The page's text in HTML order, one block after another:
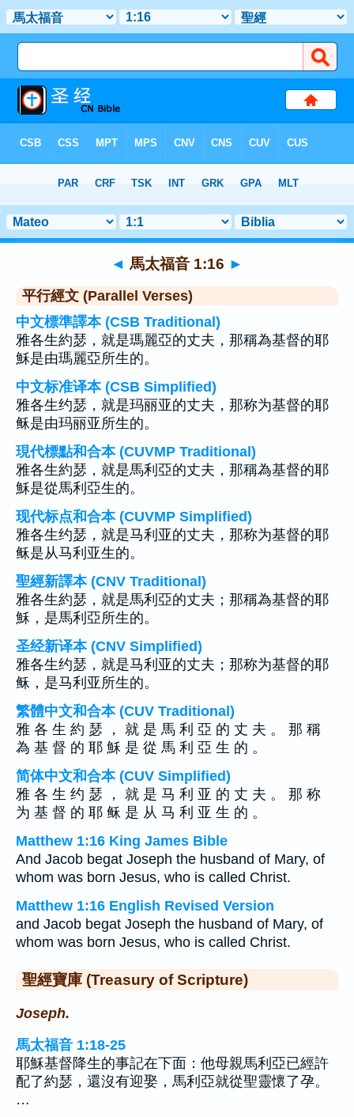
> 聖經金句 16
◄ 馬太福音 1:16 ►
平行經文 (Parallel Verses)
中文標準譯本 (CSB Traditional)
雅各生約瑟，就是瑪麗亞的丈夫，那稱為基督的耶
穌是由瑪麗亞所生的。
中文标准译本 (CSB Simplified)
雅各生约瑟，就是玛丽亚的丈夫，那称为基督的耶
稣是由玛丽亚所生的。
現代標點和合本 (CUVMP Traditional)
雅各生約瑟，就是馬利亞的丈夫，那稱為基督的耶
穌是從馬利亞生的。
现代标点和合本 (CUVMP Simplified)
雅各生约瑟，就是马利亚的丈夫，那称为基督的耶
稣是从马利亚生的。
聖經新譯本 (CNV Traditional)
雅各生約瑟，就是馬利亞的丈夫；那稱為基督的耶
穌，是馬利亞所生的。
圣经新译本 (CNV Simplified)
雅各生约瑟，就是马利亚的丈夫；那称为基督的耶
稣，是马利亚所生的。
繁體中文和合本 (CUV Traditional)
雅 各 生 約 瑟 ， 就 是 馬 利 亞 的 丈 夫 。 那 稱
為 基 督 的 耶 穌 是 從 馬 利 亞 生 的 。
简体中文和合本 (CUV Simplified)
雅 各 生 约 瑟 ， 就 是 马 利 亚 的 丈 夫 。 那 称
为 基 督 的 耶 稣 是 从 马 利 亚 生 的 。
Matthew 1:16 King James Bible
And Jacob begat Joseph the husband of Mary, of
whom was born Jesus, who is called Christ.
Matthew 1:16 English Revised Version
and Jacob begat Joseph the husband of Mary, of
whom was born Jesus, who is called Christ.
聖經寶庫 (Treasury of Scripture)
Joseph.
馬太福音 1:18-25
耶穌基督降生的事記在下面：他母親馬利亞已經許
配了約瑟，還沒有迎娶，馬利亞就從聖靈懷了孕。
…